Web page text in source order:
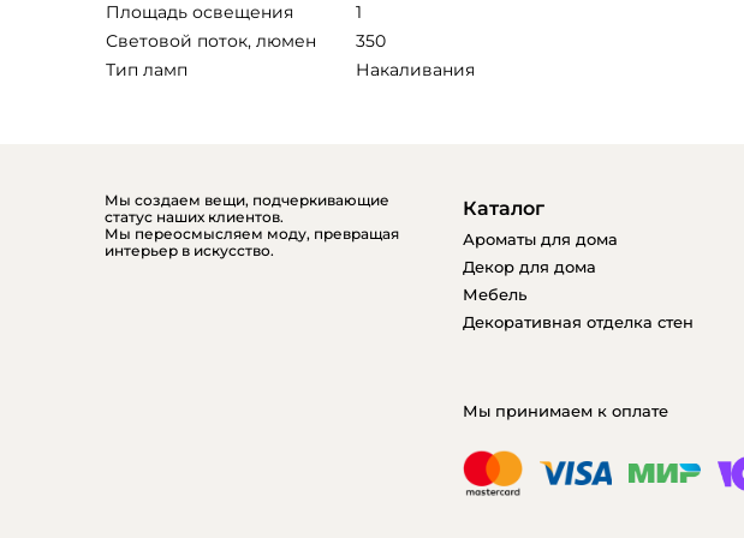
Площадь освещения
1
Световой поток, люмен
350
Тип ламп
Накаливания
Мы создаем вещи, подчеркивающие
статус наших клиентов.
Мы переосмысляем моду, превращая
интерьер в искусство.
Каталог
Ароматы для дома
Декор для дома
Мебель
Декоративная отделка стен
Мы принимаем к оплате